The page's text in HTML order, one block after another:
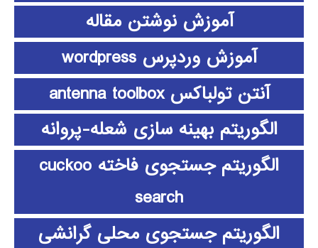
آموزش نوشتن مقاله
آموزش وردپرس wordpress
آنتن تولباکس antenna toolbox
الگوریتم بهینه سازی شعله-پروانه
الگوریتم جستجوی فاخته cuckoo
search
الگوریتم جستجوی محلی گرانشی